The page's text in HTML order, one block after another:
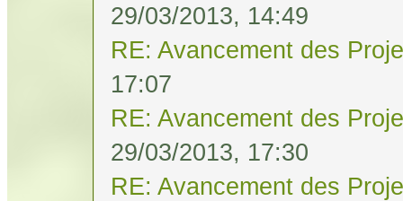
29/03/2013, 14:49
RE: Avancement des
17:07
RE: Avancement des
29/03/2013, 17:30
RE: Avancement des